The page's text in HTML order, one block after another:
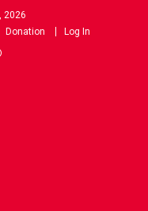
2026
Donation Log In